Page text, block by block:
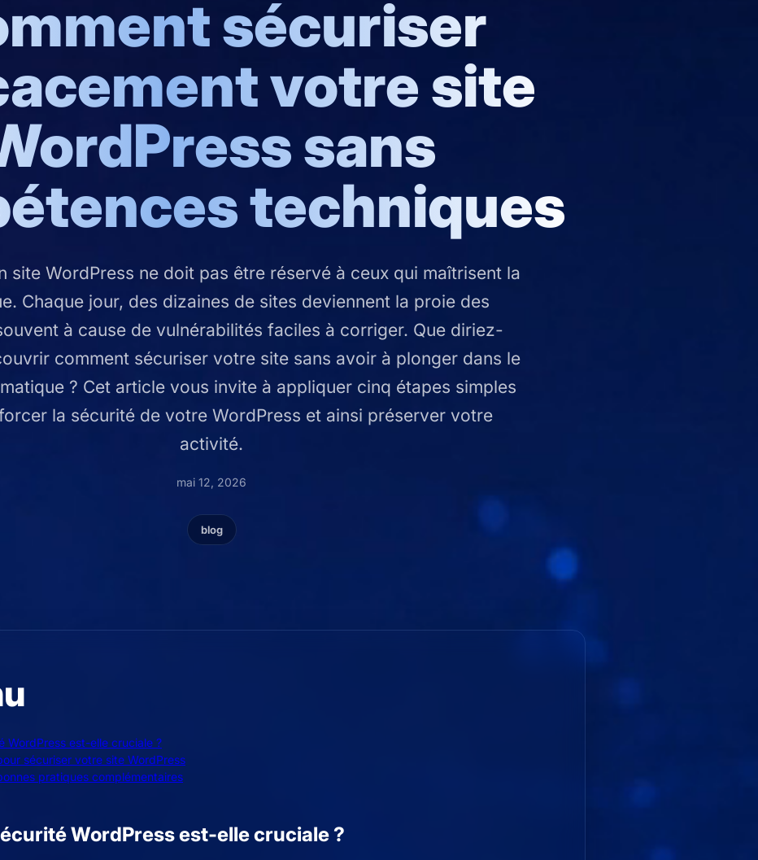
sécuriser
votre site
sans
techniques
site WordPress ne doit pas être réservé à ceux qui maîtrisent la
Chaque jour, des dizaines de sites deviennent la proie des
à cause de vulnérabilités faciles à corriger. Que diriez-
comment sécuriser votre site sans avoir à plonger dans le
? Cet article vous invite à appliquer cinq étapes simples
la sécurité de votre WordPress et ainsi préserver votre
activité.
mai 12, 2026
blog
WordPress est-elle cruciale ?
sécuriser votre site WordPress
pratiques complémentaires
WordPress est-elle cruciale ?